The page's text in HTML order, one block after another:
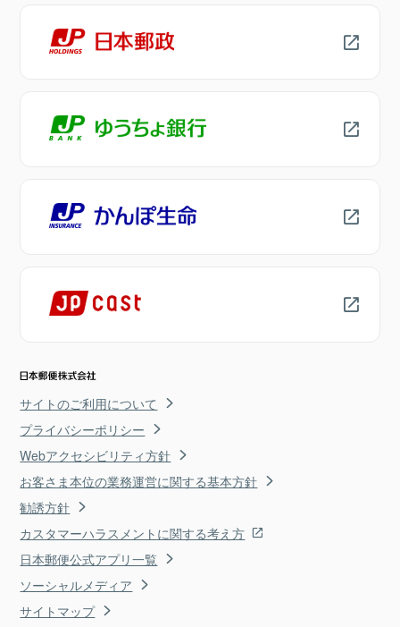
サイトのご利用について
プライバシーポリシー
Webアクセシビリティ方針
お客さま本位の業務運営に関する基本方針
勧誘方針
カスタマーハラスメントに関する考え方
日本郵便公式アプリ一覧
ソーシャルメディア
サイトマップ